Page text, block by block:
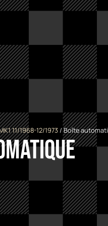
11/1968-12/1973/ Boîte